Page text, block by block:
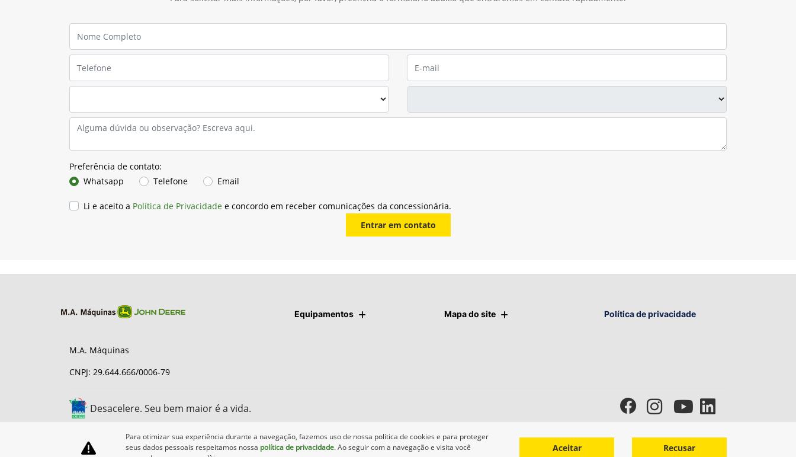
Preferência de contato:
Whatsapp
Telefone Email
Li e aceito a Política de Privacidade e concordo em receber comunicações da concessionária.
Entrar em contato
Equipamentos Mapa do site Política de privacidade
M.A. Máquinas
CNPJ: 29.644.666/0006-79
Desacelere. Seu bem maior é a vida.
Para otimizar sua experiência durante a navegação, fazemos uso de nossa política de cookies e para proteger
seus dados pessoais respeitamos nossa política de privacidade. Ao seguir com a navegação e visita você
Aceitar Recusar